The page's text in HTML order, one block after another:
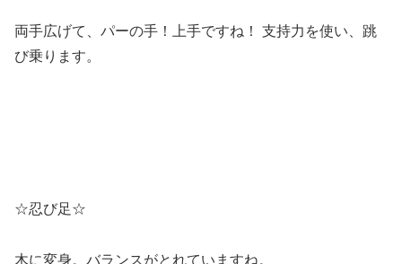
両手広げて、パーの手！上手ですね！ 支持力を使い、跳
び乗ります。
☆忍び足☆
木に変身。バランスがとれていますね。